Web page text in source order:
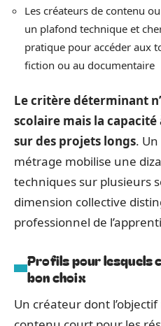
Les créateurs de contenu
un plafond technique et
pratique pour accéder aux
fiction ou au documentaire
Le critère déterminant
scolaire mais la
sur des projets longs.
métrage mobilise une
techniques sur plusieurs
dimension collective
professionnel de
Profils pour lesquels
bon choix
Un créateur dont